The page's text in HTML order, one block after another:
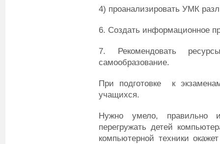
4) проанализировать УМК
6. Создать информационное
7. Рекомендовать
самообразование.
При подготовке к
учащихся.
Нужно умело, правильно
перегружать детей
компьютерной техники